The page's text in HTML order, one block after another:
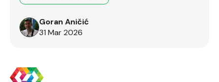
Goran Aničić
31 Mar 2026